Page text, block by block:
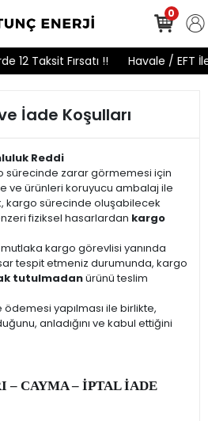
12 Taksit Fırsatı !! Havale / EFT
0
İade Koşulları
Reddi
sürecinde zarar görmemesi için
ve ürünleri koruyucu ambalaj ile
kargo sürecinde oluşabilecek
fiziksel hasarlardan kargo
kargo görevlisi yanında
tespit etmeniz durumunda, kargo
tutulmadanürünü teslim
yapılması ile birlikte,
anladığını ve kabul ettiğini
CAYMA – İPTAL İADE